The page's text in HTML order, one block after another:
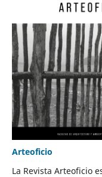
Arteoficio
La Revista Arteoficio